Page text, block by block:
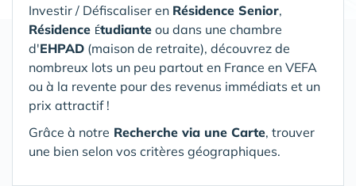
Investir / Défiscaliser en Résidence Senior,
Résidence Étudiante ou dans une chambre
d'EHPAD (maison de retraite), découvrez de
nombreux lots un peu partout en France en VEFA
ou à la revente pour des revenus immédiats et un
prix attractif !
Grâce à notre Recherche via une Carte, trouver
une bien selon vos critères géographiques.